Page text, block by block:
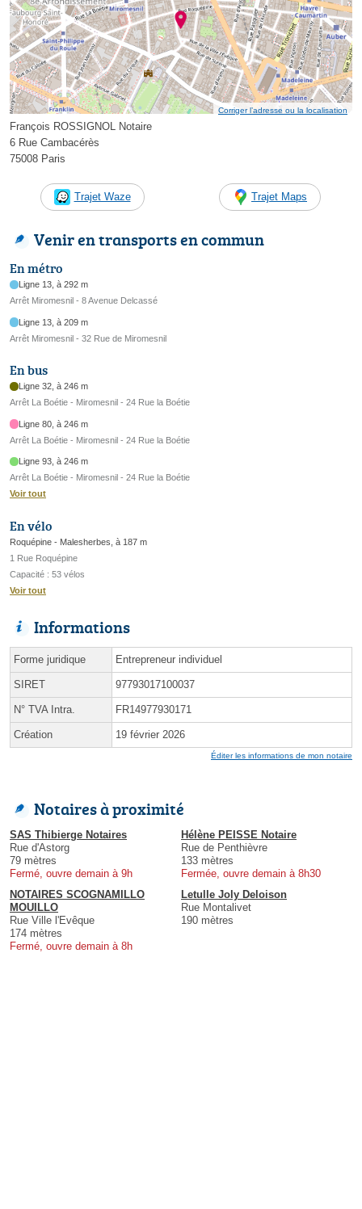
Corriger l’adresse ou la localisation
François ROSSIGNOL Notaire
6 Rue Cambacérès
75008 Paris
Trajet Waze Trajet Maps
Venir en transports en commun
En métro
Ligne 13, à 292 m
Arrêt Miromesnil - 8 Avenue Delcassé
Ligne 13, à 209 m
Arrêt Miromesnil - 32 Rue de Miromesnil
En bus
Ligne 32, à 246 m
Arrêt La Boétie - Miromesnil - 24 Rue la Boétie
Ligne 80, à 246 m
Arrêt La Boétie - Miromesnil - 24 Rue la Boétie
Ligne 93, à 246 m
Arrêt La Boétie - Miromesnil - 24 Rue la Boétie
Voir tout
En vélo
Roquépine - Malesherbes, à 187 m
1 Rue Roquépine
Capacité : 53 vélos
Voir tout
Informations
Forme juridique Entrepreneur individuel
SIRET 97793017100037
N° TVA Intra. FR14977930171
Création 19 février 2026
Éditer les informations de mon notaire
Notaires à proximité
SAS Thibierge Notaires
Rue d'Astorg
79 mètres
Fermé, ouvre demain à 9h
Hélène PEISSE Notaire
Rue de Penthièvre
133 mètres
Fermée, ouvre demain à 8h30
NOTAIRES SCOGNAMILLO
MOUILLO
Rue Ville l'Evêque
174 mètres
Fermé, ouvre demain à 8h
Letulle Joly Deloison
Rue Montalivet
190 mètres